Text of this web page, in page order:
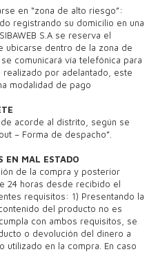
en “zona de alto riesgo”:
registrando su domicilio en una
S.A se reserva el
ubicarse dentro de la zona de
comunicará vía telefónica para
por adelantado, este
modalidad de pago
acorde al distrito, según se
– Forma de despacho”.
EN MAL ESTADO
de la compra y posterior
24 horas desde recibido el
requisitos: 1) Presentando la
del producto no es
con ambos requisitos, se
o devolución del dinero a
en la compra. En caso